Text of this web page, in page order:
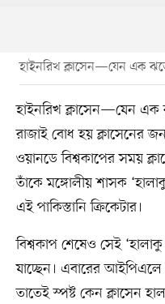
হাইনরিখ ক্লাসেন—যেন এক
হাইনরিখ ক্লাসেন—যেন এক
রাজাই বোধ হয় ক্লাসেনের
ওয়ানডে বিশ্বকাপের সময়
তাঁকে মঙ্গোলীয় শাসক
এই পাকিস্তানি ক্রিকেটার।
বিশ্বকাপ শেষেও সেই
যাচ্ছেন। এবারের
তাতেই স্পষ্ট কেন ক্লাসেন